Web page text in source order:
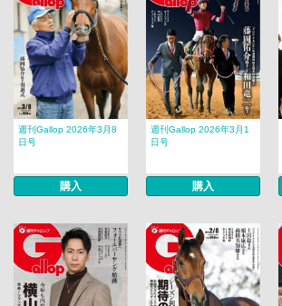
週刊Gallop 2026年3月8
日号
購入
週刊Gallop 2026年3月1
日号
購入